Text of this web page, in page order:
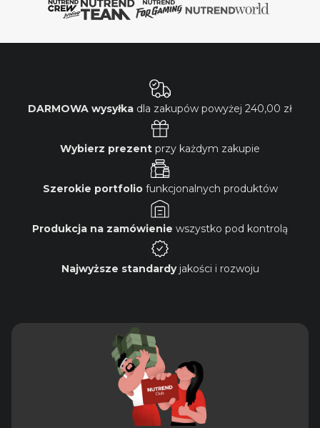
DARMOWA wysyłka dla zakupów powyżej 240,00 zł
Wybierz prezent przy każdym zakupie
Szerokie portfoliofunkcjonalnych produktów
Produkcja na zamówienie wszystko pod kontrolą
Najwyższe standardyjakości i rozwoju